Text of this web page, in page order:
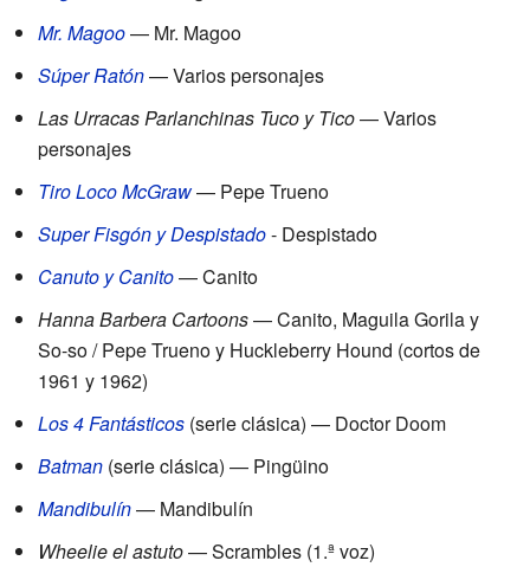
Mr. Magoo— Mr. Magoo
Súper Ratón— Varios personajes
Las Urracas Parlanchinas Tuco y Tico— Varios
personajes
Tiro Loco McGraw— Pepe Trueno
Super Fisgón y Despistado- Despistado
Canuto y Canito— Canito
Hanna Barbera Cartoons— Canito, Maguila Gorila y
So-so / Pepe Trueno y Huckleberry Hound (cortos de
1961 y 1962)
Los 4 Fantásticos (serie clásica) — Doctor Doom
Batman (serie clásica) — Pingüino
Mandibulín— Mandibulín
Wheelie el astuto— Scrambles (1.ª voz)